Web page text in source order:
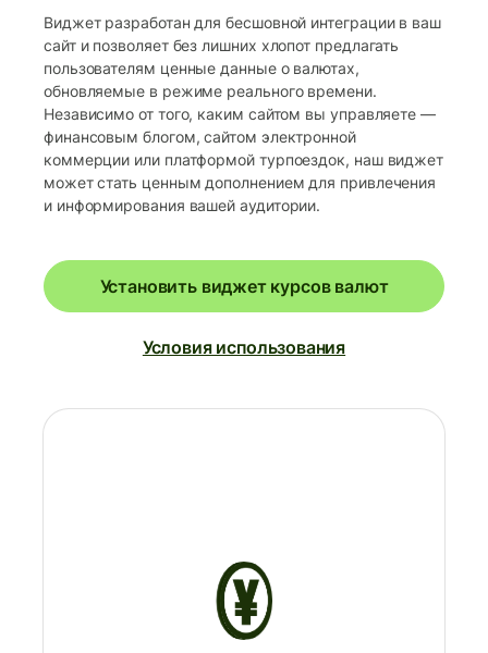
Виджет разработан для бесшовной интеграции в ваш
сайт и позволяет без лишних хлопот предлагать
пользователям ценные данные о валютах,
обновляемые в режиме реального времени.
Независимо от того, каким сайтом вы управляете —
финансовым блогом, сайтом электронной
коммерции или платформой турпоездок, наш виджет
может стать ценным дополнением для привлечения
и информирования вашей аудитории.
Установить виджет курсов валют
Условия использования